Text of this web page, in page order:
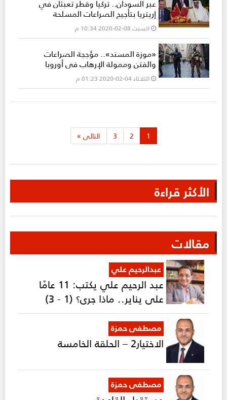
عبر السودان.. تركيا وقطر تعبثان في
إريتريا بتأجيج الصراعات المسلحة
السبت 08-02-2020 10:34 م
«موزة المسند».. مؤججة الصراعات
والفتن وممولة الإرهاب في أوروبا
الثلاثاء 04-02-2020 01:23 م
1
2
3 التالى»
الأكثر قراءة
مقالات
عبدالرحيم علي
عبد الرحيم علي يكتب: 11 عامًا
على يناير.. ماذا جرى؟ (1 - 3)
مصطفى حمزة
الاختيار2 – الحلقة الخامسة
مصطفى حمزة